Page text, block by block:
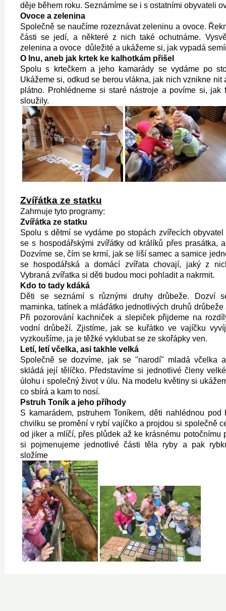
děje během roku. Seznámíme se i s ostatními obyvateli
Ovoce a zelenina
Společně se naučíme rozeznávat zeleninu a ovoce.
části se jedí, a některé z nich také ochutnáme.
zelenina a ovoce důležité a ukážeme si, jak vypadá
O lnu, aneb jak krtek ke kalhotkám přišel
Spolu s krtečkem a jeho kamarády se vydáme po
Ukážeme si, odkud se berou vlákna, jak nich vznikne nit
plátno. Prohlédneme si staré nástroje a povíme si, jak
sloužily.
Zvířátka ze statku
Zahrnuje tyto programy:
Zvířátka ze statku
Spolu s dětmí se vydáme po stopách zvířecích obyvatel
se s hospodářskými zvířátky od králíků přes prasátka,
Dozvíme se, čím se krmí, jak se liší samec a samice
se hospodářská a domácí zvířata chovají, jaký z
Vybraná zvířatka si děti budou moci pohladit a nakrmit.
Kdo to tady kdáká
Děti se seznámí s různými druhy drůbeže. Dozví
maminka, tatínek a mláďátko jednotlivých druhů
Při pozorování kachniček a slepiček přijdeme na
vodní drůbeží. Zjistíme, jak se kuřátko ve vajíčku
vyzkoušíme, ja je těžké vyklubat se ze skořápky ven.
Letí, letí včelka, asi takhle velká
Společně se dozvíme, jak se "narodí" mladá včelka
skládá její tělíčko. Představíme si jednotlivé členy
úlohu i společný život v úlu. Na modelu květiny si
co sbírá a kam to nosí.
Pstruh Toník a jeho příhody
S kamarádem, pstruhem Toníkem, děti nahlédnou
chvilku se promění v rybí vajíčko a projdou si společně
od jiker a mlíčí, přes plůdek až ke krásnému potočnímu
si pojmenujeme jednotlivé části těla ryby a pak
složíme